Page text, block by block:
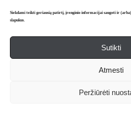
Siekdami teikti geriausią patirtį, įrenginio informacijai saugoti ir
slapukus.
Sutikti
Atmesti
Peržiūrėti
JURGA. Tomas apie jį
Jesenino poezijoje viskas taip
kiekvieno vabalėlio, kiekvieno
draudžiamos literatūros sąrašą.